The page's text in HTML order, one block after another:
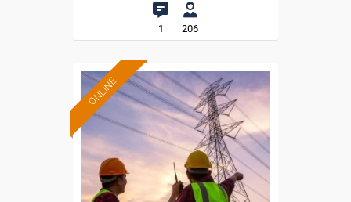
1 206
ONLINE
Formación 100%
subvencionada.
Para desempleados,
trabajadores y autónomos.